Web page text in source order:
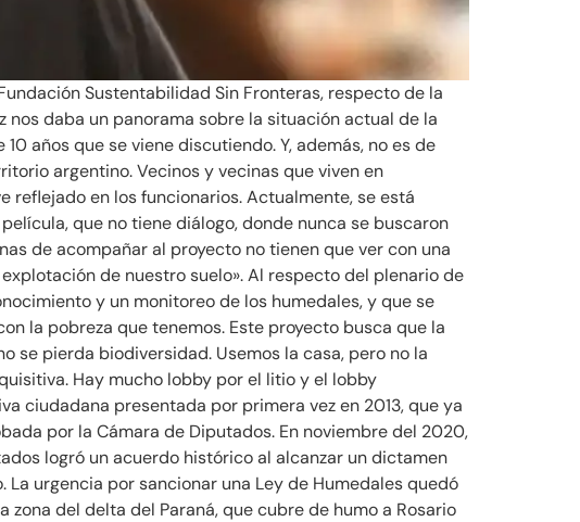
Sustentabilidad Sin Fronteras, respecto de la
daba un panorama sobre la situación actual de la
años que se viene discutiendo. Y, además, no es de
argentino. Vecinos y vecinas que viven en
reflejado en los funcionarios. Actualmente, se está
que no tiene diálogo, donde nunca se buscaron
de acompañar al proyecto no tienen que ver con una
de nuestro suelo». Al respecto del plenario de
y un monitoreo de los humedales, y que se
la pobreza que tenemos. Este proyecto busca que la
se pierda biodiversidad. Usemos la casa, pero no la
Hay mucho lobby por el litio y el lobby
ciudadana presentada por primera vez en 2013, que ya
por la Cámara de Diputados. En noviembre del 2020,
logró un acuerdo histórico al alcanzar un dictamen
urgencia por sancionar una Ley de Humedales quedó
del delta del Paraná, que cubre de humo a Rosario